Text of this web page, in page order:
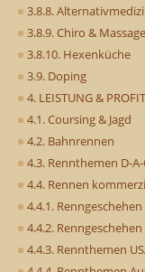
3.8.8.
3.8.9. Chiro & Massage
3.8.10. Hexenküche
3.9. Doping
4. LEISTUNG & PROFIT
4.1. Coursing & Jagd
4.2. Bahnrennen
4.3. Rennthemen D-A-
4.4. Rennen
4.4.1.
4.4.2. Renngeschehen
4.4.3. Rennthemen